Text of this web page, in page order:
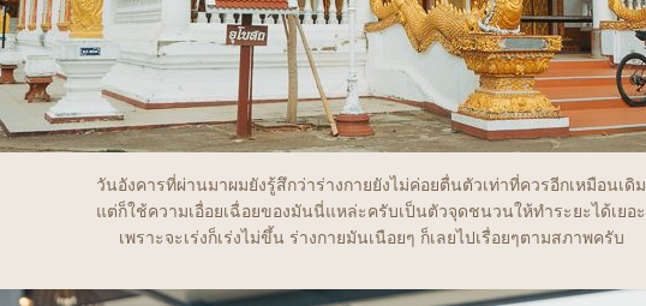
วันอังคารที่ผ่านมาผมยังรู้สึกว่าร่างกายยังไม่ค่อยตื่นตัวเท่าที่ควรอีกเหมือนเดิม
ต่ก็ใช้ความเอื่อยเฉื่อยของมันนี่แหล่ะครับเป็นตัวจุดชนวนให้ทำระยะได้เยอะ
เพราะจะเร่งก็เร่งไม่ขึ้น ร่างกายมันเนือยๆ ก็เลยไปเรื่อยๆตามสภาพครับ